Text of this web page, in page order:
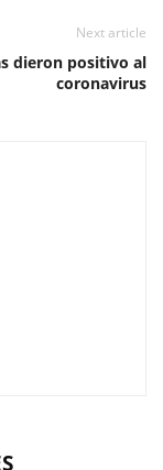
Next article
dieron positivo al
coronavirus